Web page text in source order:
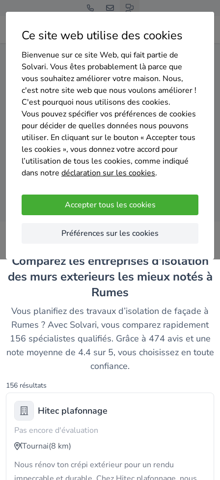
Ce site web utilise des cookies
Bienvenue sur ce site Web, qui fait partie de
Solvari. Vous êtes probablement là parce que
vous souhaitez améliorer votre maison. Nous,
c'est notre site web que nous voulons améliorer !
C'est pourquoi nous utilisons des cookies.
Vous pouvez spécifier vos préférences de cookies
pour décider de quelles données nous pouvons
utiliser. En cliquant sur le bouton « Accepter tous
les cookies », vous donnez votre accord pour
l’utilisation de tous les cookies, comme indiqué
dans notre déclaration sur les cookies.
Accepter tous les cookies
Préférences sur les cookies
Home Isolation des murs extérieurs Hainaut Rumes
Gratuit et sans engagement
Top 20 des entreprises
d'isolation des murs exterieurs
à Rumes
Comparer des devis
Comparez les entreprises d'isolation
des murs exterieurs les mieux notés à
Rumes
Vous planifiez des travaux d’isolation de façade à
Rumes ? Avec Solvari, vous comparez rapidement
156 spécialistes qualifiés. Grâce à 474 avis et une
note moyenne de 4.4 sur 5, vous choisissez en toute
confiance.
156 résultats
Hitec plafonnage
Pas encore d'évaluation
Tournai(8 km)
Nous rénov ton crépi extérieur pour un rendu